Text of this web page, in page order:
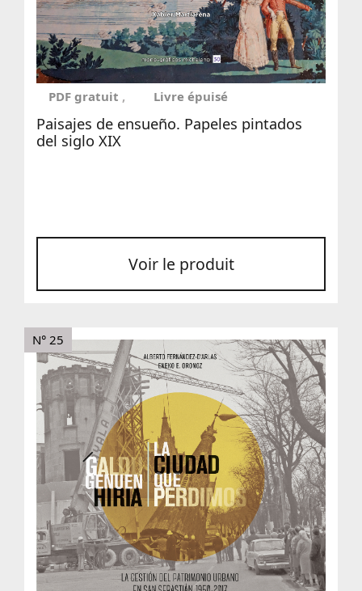
PDF gratuit Livre épuisé
Paisajes de ensueño. Papeles pintados
del siglo XIX
Voir le produit
N° 25